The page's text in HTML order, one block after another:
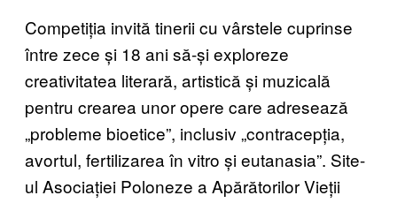
Competiția invită tinerii cu vârstele cuprinse
între zece și 18 ani să-și exploreze
creativitatea literară, artistică și muzicală
pentru crearea unor opere care adresează
„probleme bioetice”, inclusiv „contracepția,
avortul, fertilizarea în vitro și eutanasia”. Site-
ul Asociației Poloneze a Apărătorilor Vieții